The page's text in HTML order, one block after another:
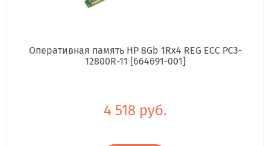
Оперативная память HP 8Gb 1Rx4 REG ECC PC3-
12800R-11 [664691-001]
4 518 руб.